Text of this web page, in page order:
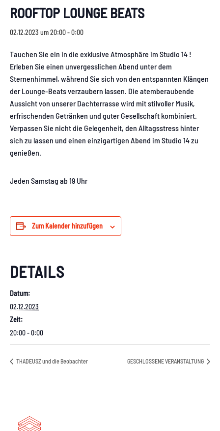
ROOFTOP LOUNGE BEATS
02.12.2023 um 20:00-0:00
Tauchen Sie ein in die exklusive Atmosphäre im Studio 14 !
Erleben Sie einen unvergesslichen Abend unter dem
Sternenhimmel, während Sie sich von den entspannten Klängen
der Lounge-Beats verzaubern lassen. Die atemberaubende
Aussicht von unserer Dachterrasse wird mit stilvoller Musik,
erfrischenden Getränken und guter Gesellschaft kombiniert.
Verpassen Sie nicht die Gelegenheit, den Alltagsstress hinter
sich zu lassen und einen einzigartigen Abend im Studio 14 zu
genießen.
Jeden Samstag ab 19 Uhr
Zum Kalender hinzufügen
DETAILS
Datum:
02.12.2023
Zeit:
20:00 - 0:00
THADEUSZ und die Beobachter GESCHLOSSENE VERANSTALTUNG